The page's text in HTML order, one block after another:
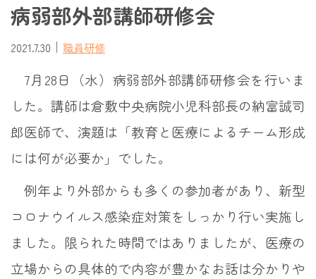
病弱部外部講師研修会
2021.7.30 ｜ 職員研修
7月28日（水）病弱部外部講師研修会を行いま
した。 講師は倉敷中央病院小児科部長の納富誠司
郎医師で、演題は「教育と医療によるチーム形成
には何が必要か」でした。
例年より外部からも多くの参加者があり、新型
コロナウイルス感染症対策をしっかり行い実施し
ました。限られた時間ではありましたが、医療の
立場からの具体的で内容が豊かなお話は分かりや